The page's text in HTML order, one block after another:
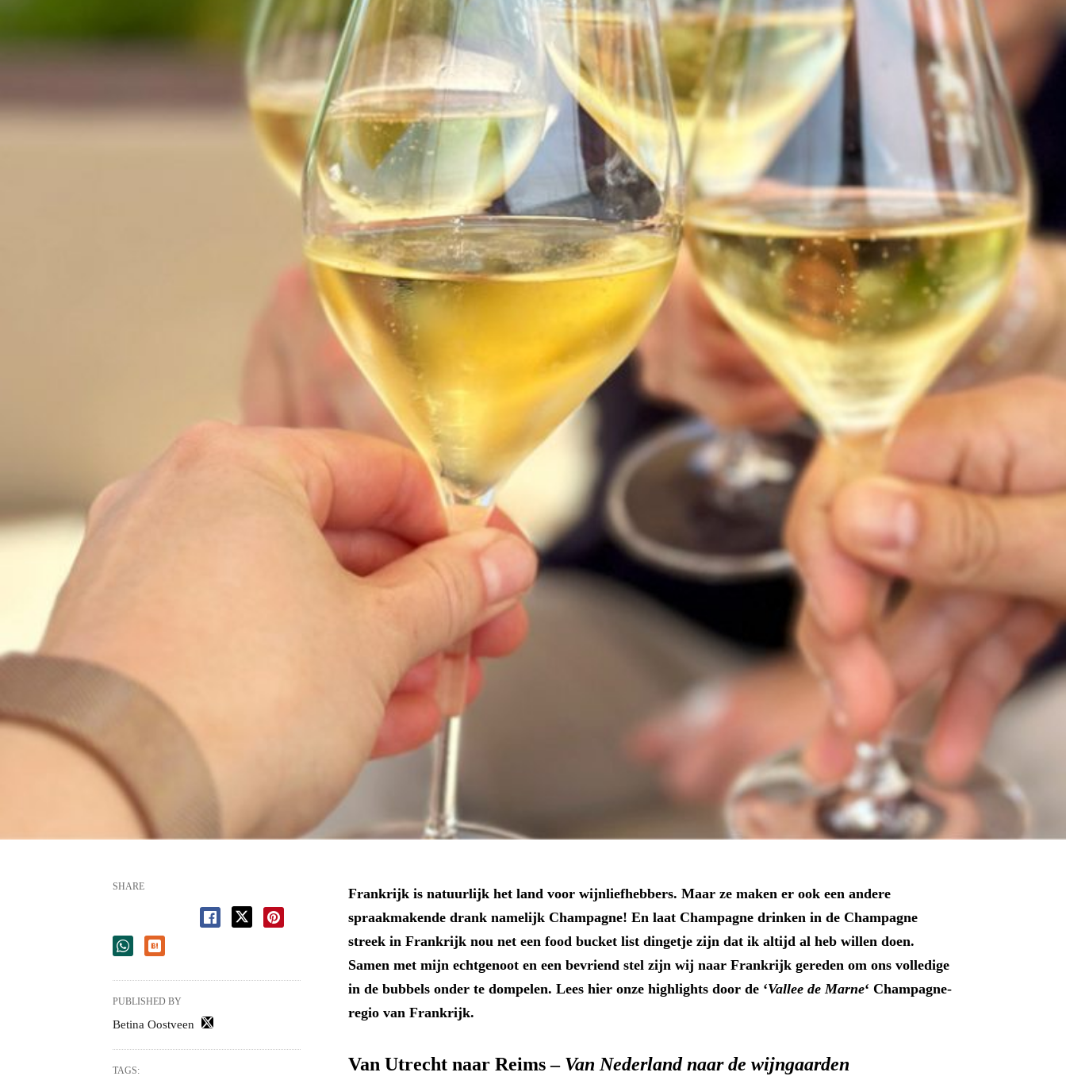
Frankrijk is natuurlijk het land voor wijnliefhebbers. Maar ze maken er ook een andere
spraakmakende drank namelijk Champagne! En laat Champagne drinken in de Champagne
streek in Frankrijk nou net een food bucket list dingetje zijn dat ik altijd al heb willen doen.
Samen met mijn echtgenoot en een bevriend stel zijn wij naar Frankrijk gereden om ons volledige
in de bubbels onder te dompelen. Lees hier onze highlights door de ‘Vallee de Marne‘ Champagne-
regio van Frankrijk.
Van Utrecht naar Reims – Van Nederland naar de wijngaarden
SHARE
PUBLISHED BY
Betina Oostveen
TAGS: